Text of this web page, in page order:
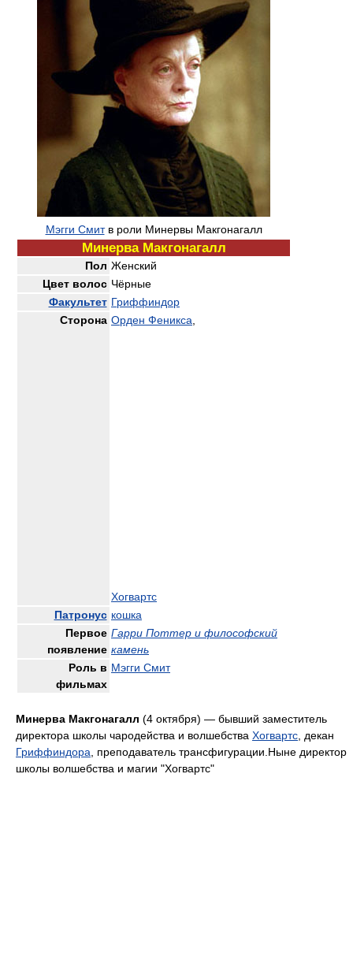
Мэгги Смитв роли Минервы Макгонагалл
Минерва Макгонагалл
Пол Женский
Цвет волос Чёрные
Факультет Гриффиндор
Сторона Орден Феникса
Хогвартс
Патронус кошка
Первое
появление
Гарри Поттер и философский
камень
Роль в
фильмах
Мэгги Смит
Минерва Макгонагалл (4 октября) — бывший заместитель
директора школы чародейства и волшебства Хогвартс , декан
Гриффиндора , преподаватель трансфигурации.Ныне директор
школы волшебства и магии "Хогвартс"